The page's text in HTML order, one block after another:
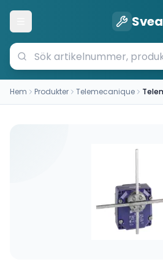
Öppna meny Svea
Hem Produkter Telemecanique